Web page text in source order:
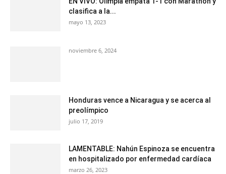
clasifica a la...
mayo 13, 2023
noviembre 6, 2024
Honduras vence a Nicaragua y se acerca al
preolímpico
julio 17, 2019
LAMENTABLE: Nahún Espinoza se encuentra
en hospitalizado por enfermedad cardíaca
marzo 26, 2023